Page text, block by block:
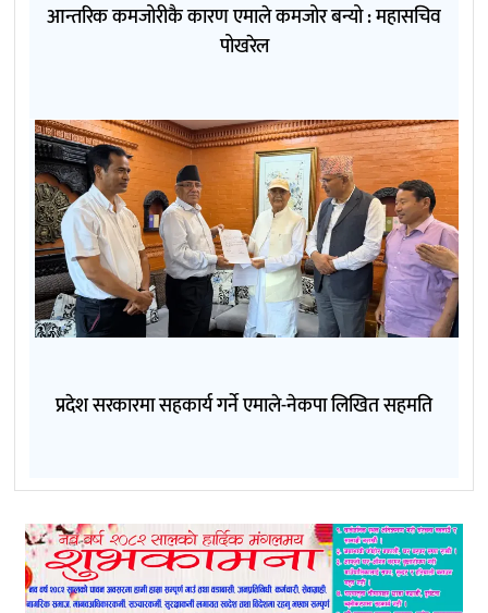
आन्तरिक कमजोरीकै कारण एमाले कमजोर बन्यो : महासचिव
पोखरेल
प्रदेश सरकारमा सहकार्य गर्ने एमाले-नेकपा लिखित सहमति